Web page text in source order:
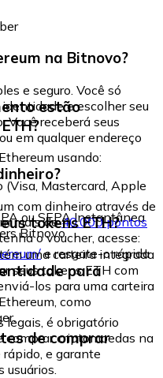
na Bitnovo?
e seguro. Você só
e escolher seu
Você receberá seus
em qualquer endereço
estão
usando:
Mastercard, Apple
ou SEPA Instantânea
Bitnovo
com dinheiro através de
mais de40.000 pontos
o voucher, acesse:
e resgate-o rápida
tokens ETH?
uma carteira integrada
seus tokens ETH com
los para uma carteira
como
para
legais, é obrigatório
comprar criptomoedas na
e garante
de comprar